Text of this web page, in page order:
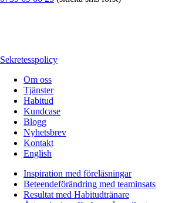
Sekretesspolicy
Om oss
Tjänster
Habitud
Kundcase
Blogg
Nyhetsbrev
Kontakt
English
Inspiration med föreläsningar
Beteendeförändring med teaminsats
Resultat med Habitudtränare